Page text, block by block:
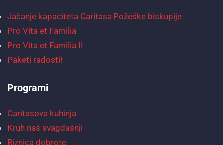
Jačanje kapaciteta Caritasa Požeške biskupije
Pro Vita et Familia
Pro Vita et Familia II
Paketi radosti!
Programi
Caritasova kuhinja
Kruh naš svagdašnji
Riznica dobrote